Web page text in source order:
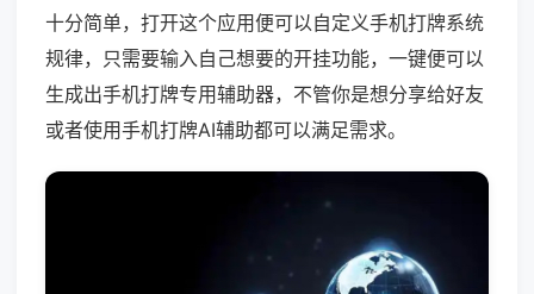
十分简单，打开这个应用便可以自定义手机打牌系统
规律，只需要输入自己想要的开挂功能，一键便可以
生成出手机打牌专用辅助器，不管你是想分享给好友
或者使用手机打牌AI辅助都可以满足需求。